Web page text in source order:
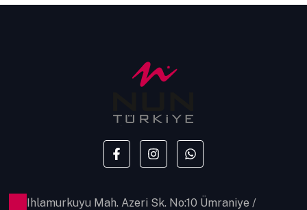
Ihlamurkuyu Mah. Azeri Sk. No:10 Ümraniye /